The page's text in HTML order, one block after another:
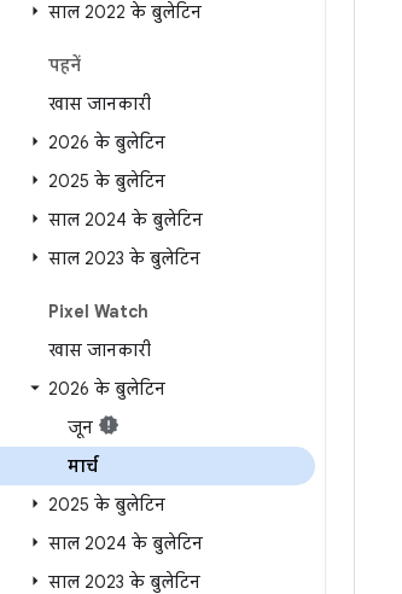
साल 2022 के बुलेटिन
पहनें
खास जानकारी
2026 के बुलेटिन
2025 के बुलेटिन
साल 2024 के बुलेटिन
साल 2023 के बुलेटिन
Pixel Watch
खास जानकारी
2026 के बुलेटिन
जून
मार्च
2025 के बुलेटिन
साल 2024 के बुलेटिन
साल 2023 के बुलेटिन